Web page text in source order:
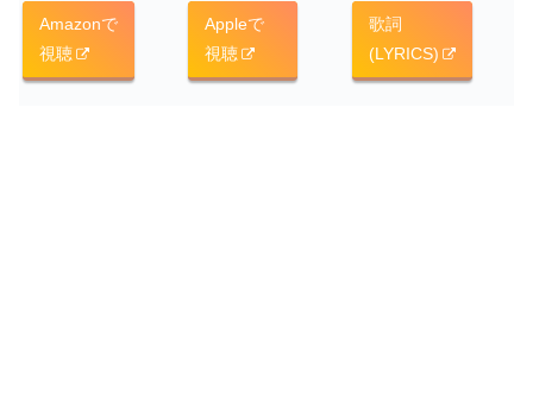
Amazonで
視聴
Appleで
視聴
歌詞
(LYRICS)